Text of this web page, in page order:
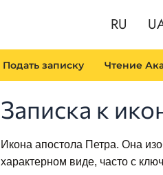
RU
Подать записку Чтение
Записка к
Икона апостола Петра. Она
характерном виде, часто с